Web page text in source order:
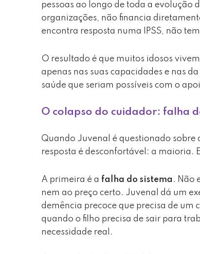
pessoas ao longo de toda a evolução
organizações, não financia
encontra resposta numa IPSS, não
O resultado é que muitos idosos
apenas nas suas capacidades e nas
saúde que seriam possíveis com o
O colapso do cuidador: falha
Quando Juvenal é questionado
resposta é desconfortável: a maioria.
A primeira é a falha do sistema . Não
nem ao preço certo. Juvenal dá um
demência precoce que precisa de um
quando o filho precisa de sair para
necessidade real.